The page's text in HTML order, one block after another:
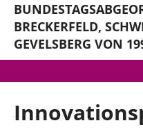
BRECKERFELD,
GEVELSBERG VON
Meine Themen